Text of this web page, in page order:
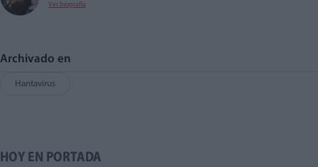
Ver biografía
Archivado en
Hantavirus
HOY EN PORTADA